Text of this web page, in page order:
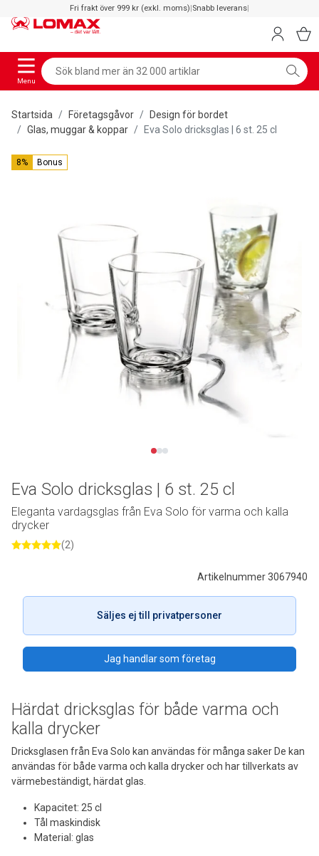
Fri frakt över 999 kr (exkl. moms)|Snabb leverans|
Menu
Startsida Företagsgåvor
Design för bordet
Glas, muggar & koppar
Eva Solo dricksglas | 6 st. 25 cl
8% Bonus
Härdat dricksglas för både varma och
kalla drycker
Dricksglasen från Eva Solo kan användas för många saker De kan
användas för både varma och kalla drycker och har tillverkats av
värmebeständigt, härdat glas.
Kapacitet: 25 cl
Tål maskindisk
Material: glas
Artikelnummer 3067940
Säljes ej till privatpersoner
Jag handlar som företag
Eva Solo dricksglas | 6 st. 25 cl
Eleganta vardagsglas från Eva Solo för varma och kalla
drycker
(2)